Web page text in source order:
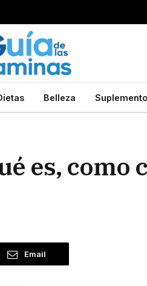
Belleza
es, como
Email